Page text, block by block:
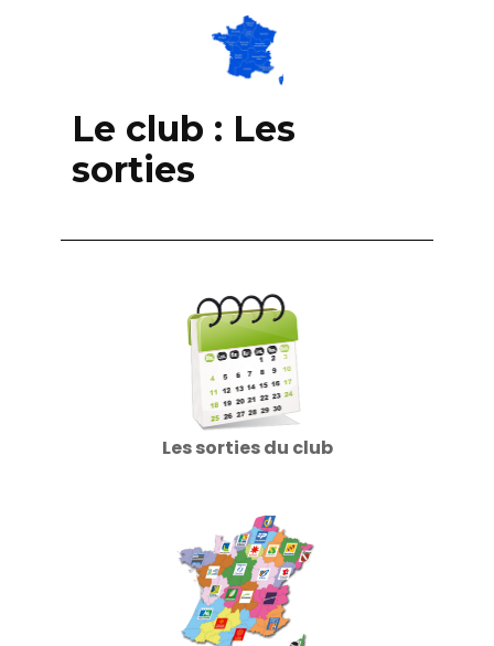
Le club : Les
sorties
Les sorties du club